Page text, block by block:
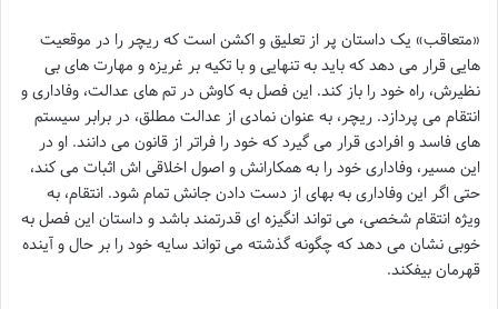
«متعاقب» یک داستان پر از تعلیق و اکشن است که ریچر را در موقعیت
هایی قرار می دهد که باید به تنهایی و با تکیه بر غریزه و مهارت های بی
نظیرش، راه خود را باز کند. این فصل به کاوش در تم های عدالت، وفاداری و
انتقام می پردازد. ریچر، به عنوان نمادی از عدالت مطلق، در برابر سیستم
های فاسد و افرادی قرار می گیرد که خود را فراتر از قانون می دانند. او در
این مسیر، وفاداری خود را به همکارانش و اصول اخلاقی اش اثبات می کند،
حتی اگر این وفاداری به بهای از دست دادن جانش تمام شود. انتقام، به
ویژه انتقام شخصی، می تواند انگیزه ای قدرتمند باشد و داستان این فصل به
خوبی نشان می دهد که چگونه گذشته می تواند سایه خود را بر حال و آینده
قهرمان بیفکند.